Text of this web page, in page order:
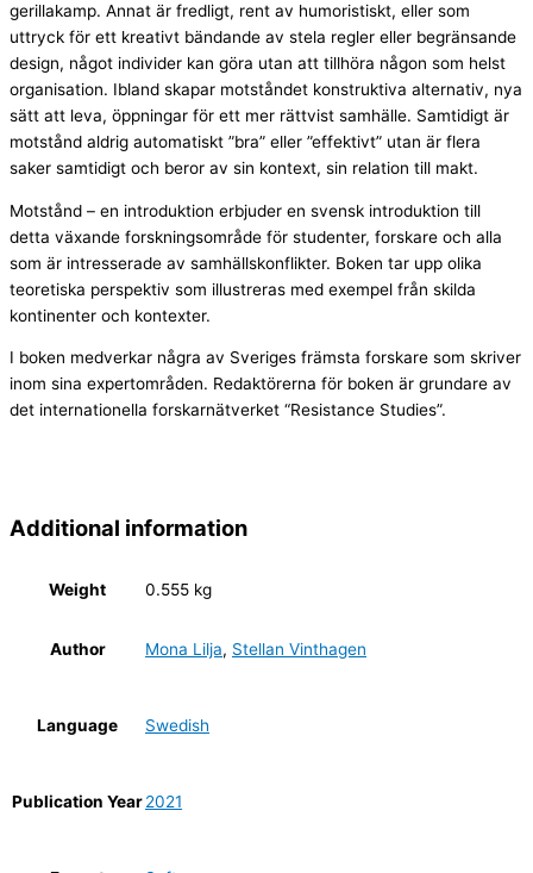
gerillakamp. Annat är fredligt, rent av humoristiskt, eller som
uttryck för ett kreativt bändande av stela regler eller begränsande
design, något individer kan göra utan att tillhöra någon som helst
organisation. Ibland skapar motståndet konstruktiva alternativ, nya
sätt att leva, öppningar för ett mer rättvist samhälle. Samtidigt är
motstånd aldrig automatiskt ”bra” eller ”effektivt” utan är flera
saker samtidigt och beror av sin kontext, sin relation till makt.
Motstånd – en introduktion erbjuder en svensk introduktion till
detta växande forskningsområde för studenter, forskare och alla
som är intresserade av samhällskonflikter. Boken tar upp olika
teoretiska perspektiv som illustreras med exempel från skilda
kontinenter och kontexter.
I boken medverkar några av Sveriges främsta forskare som skriver
inom sina expertområden. Redaktörerna för boken är grundare av
det internationella forskarnätverket “Resistance Studies”.
Additional information
Weight 0.555 kg
Author Mona Lilja, Stellan Vinthagen
Language Swedish
Publication Year2021